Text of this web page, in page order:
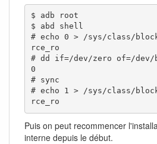
$ adb root
$ abd shell
# echo 0 > /sys/class/
rce_ro
# dd if=/dev/zero of=/dev/
0
# sync
# echo 1 > /sys/class/
rce_ro
Puis on peut recommencer
interne depuis le début.